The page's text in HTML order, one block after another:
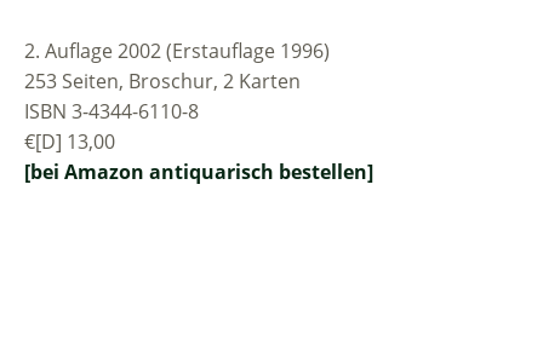
2. Auflage 2002 (Erstauflage 1996)
253 Seiten, Broschur, 2 Karten
ISBN 3-4344-6110-8
€[D] 13,00
[bei Amazon antiquarisch bestellen]